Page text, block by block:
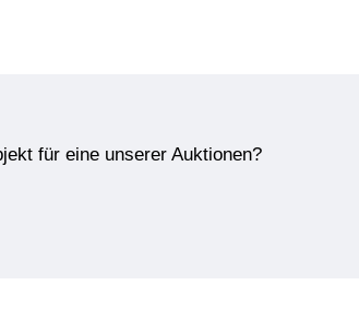
für eine unserer Auktionen?